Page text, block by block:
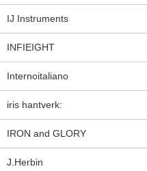
IJ Instruments
INFIEIGHT
Internoitaliano
iris hantverk:
IRON and GLORY
J.Herbin